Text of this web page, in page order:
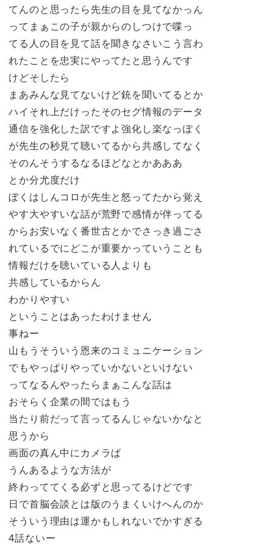
てんのと思ったら先生の目を見てなかっん
ってまぁこの子が親からのしつけで喋っ
てる人の目を見て話を聞きなさいこう言わ
れたことを忠実にやってたと思うんです
けどそしたら
まあみんな見てないけど銃を聞いてるとか
ハイそれ上だけったそのセグ情報のデータ
通信を強化した訳ですよ強化し楽なっぽく
が先生の秒見て聴いてるから共感してなく
そのんそうするなるほどなとかあああ
とか分尤度だけ
ぼくはしんコロが先生と怒ってたから覚え
やす大やすいな話が荒野で感情が伴ってる
からお安いなく番世古とかでさっき過ごさ
れているでにどこが重要かっていうことも
情報だけを聴いている人よりも
共感しているからん
わかりやすい
ということはあったわけません
事ねー
山もうそういう恩来のコミュニケーション
でもやっぱりやっていかないといけない
ってなるんやったらまぁこんな話は
おそらく企業の間ではもう
当たり前だって言ってるんじゃないかなと
思うから
画面の真ん中にカメラば
うんあるような方法が
終わっててくる必ずと思ってるけどです
日で首脳会談とは版のうまくいけへんのか
そういう理由は運かもしれないでかすぎる
4話ないー